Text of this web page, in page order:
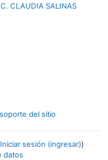
CLAUDIA SALINAS
del sitio
Iniciar sesión (ingresar))
datos